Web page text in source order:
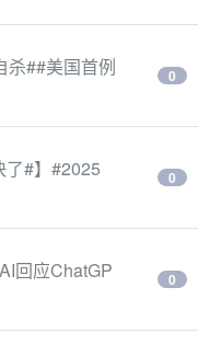
杀##美国首例
0
了#】#2025
0
回应ChatGP
0